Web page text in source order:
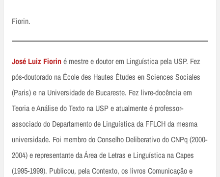
Fiorin.
José Luiz Fioriné mestre e doutor em Linguística pela USP. Fez
pós-doutorado na École des Hautes Études en Sciences Sociales
(Paris) e na Universidade de Bucareste. Fez livre-docência em
Teoria e Análise do Texto na USP e atualmente é professor-
associado do Departamento de Linguística da FFLCH da mesma
universidade. Foi membro do Conselho Deliberativo do CNPq (2000-
2004) e representante da Área de Letras e Linguística na Capes
(1995-1999). Publicou, pela Contexto, os livros Comunicação e